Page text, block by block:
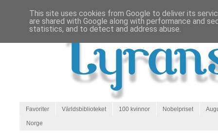
Favoriter Världsbiblioteket 100 kvinnor Nobelpriset
Norge
This site uses cookies from Google to deliver its
are shared with Google along with performance and
statistics, and to detect and address abuse.